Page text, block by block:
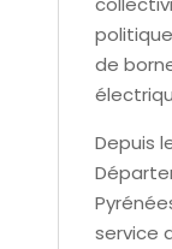
de
Depuis
service